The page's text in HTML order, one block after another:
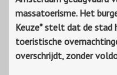
massatoerisme. Het
Keuze* stelt dat de stad
toeristische
overschrijdt, zonder